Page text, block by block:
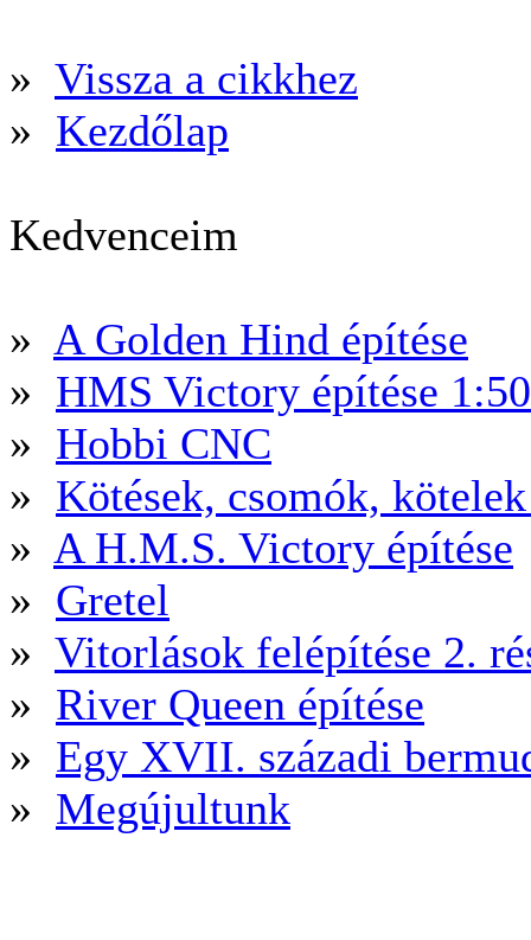
» Vissza a cikkhez
» Kezdőlap
Kedvenceim
» A Golden Hind építése
» HMS Victory építése
» Hobbi CNC
» Kötések, csomók,
» A H.M.S. Victory építése
» Gretel
» Vitorlások felépítése 2.
» River Queen építése
» Egy XVII. századi
» Megújultunk